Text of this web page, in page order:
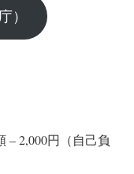
）
– 2,000円（自己負